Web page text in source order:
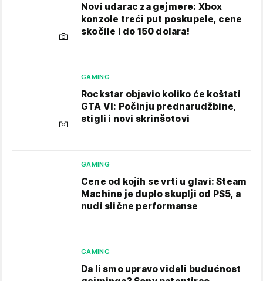
Novi udarac za gejmere: Xbox
konzole treći put poskupele, cene
skočile i do 150 dolara!
GAMING
Rockstar objavio koliko će koštati
GTA VI: Počinju prednarudžbine,
stigli i novi skrinšotovi
GAMING
Cene od kojih se vrti u glavi: Steam
Machine je duplo skuplji od PS5, a
nudi slične performanse
GAMING
Da li smo upravo videli budućnost